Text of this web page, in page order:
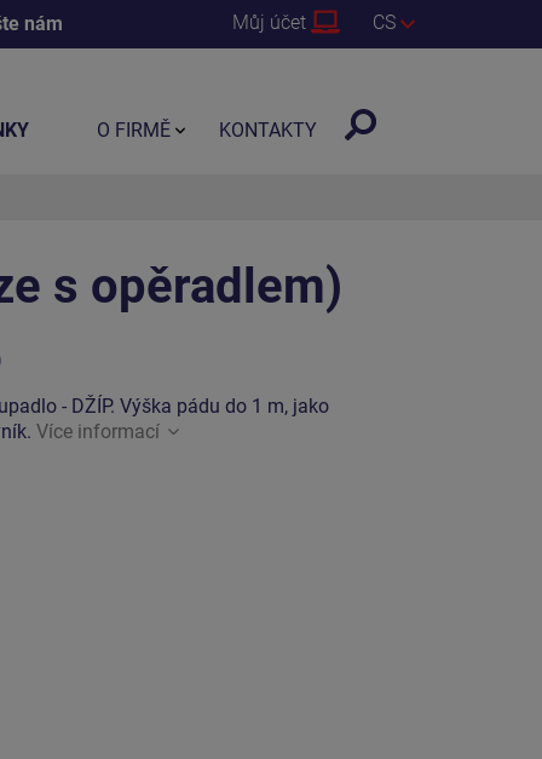
nám Můj účet CS
s opěradlem)
- DŽÍP. Výška pádu do 1 m, jako
Více informací
O FIRMĚ KONTAKTY